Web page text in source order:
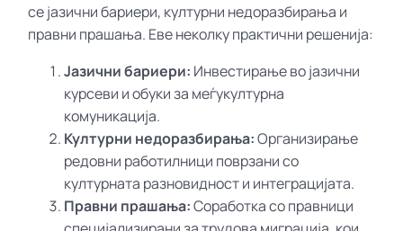
се јазични бариери, културни недоразбирања и
правни прашања. Еве неколку практични решенија:
Јазични бариери: Инвестирање во јазични
курсеви и обуки за меѓукултурна
комуникација.
Културни недоразбирања:Организирање
редовни работилници поврзани со
културната разновидност и интеграцијата.
Правни прашања:Соработка со правници